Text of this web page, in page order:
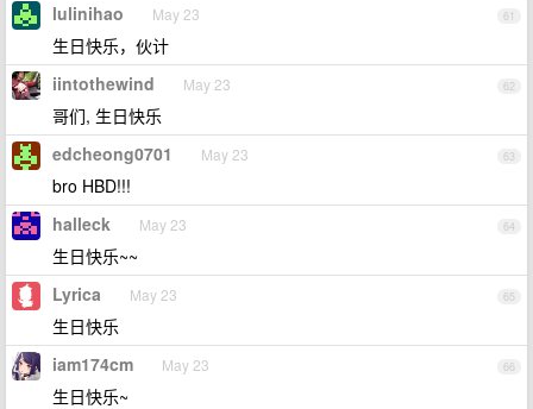
61
lulinihao May 23
生日快乐，伙计
62
iintothewind May 23
哥们, 生日快乐
63
edcheong0701 May 23
bro HBD!!!
64
halleck May 23
生日快乐~~
65
Lyrica May 23
生日快乐
66
iam174cm May 23
生日快乐~